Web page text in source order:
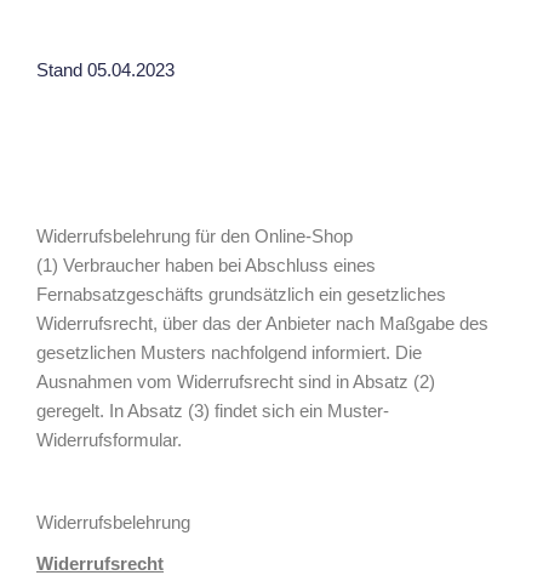
Stand 05.04.2023
Widerrufsbelehrung für den Online-Shop
(1) Verbraucher haben bei Abschluss eines
Fernabsatzgeschäfts grundsätzlich ein gesetzliches
Widerrufsrecht, über das der Anbieter nach Maßgabe des
gesetzlichen Musters nachfolgend informiert. Die
Ausnahmen vom Widerrufsrecht sind in Absatz (2)
geregelt. In Absatz (3) findet sich ein Muster-
Widerrufsformular.
Widerrufsbelehrung
Widerrufsrecht